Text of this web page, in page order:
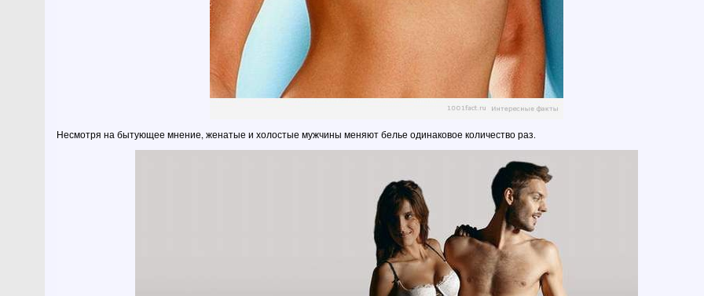
Несмотря на бытующее мнение, женатые и холостые мужчины меняют белье одинаковое количество раз.